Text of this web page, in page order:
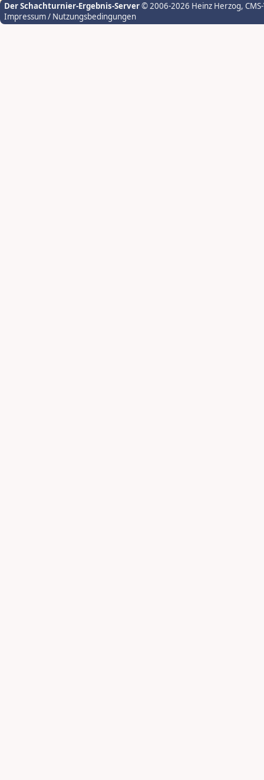
Der Schachturnier-Ergebnis-Server© 2006-2026 Heinz Herzog,
Impressum / Nutzungsbedingungen